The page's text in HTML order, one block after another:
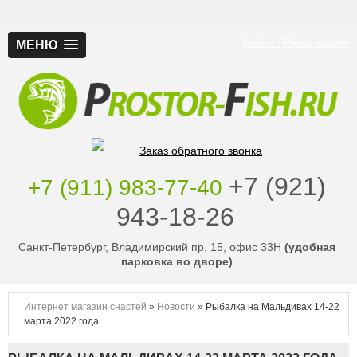
Заказ обратного звонка
+7 (911) 983-77-40 ‭+7 (921)
943-18-26
Санкт-Петербург, Владимирский пр. 15, офис 33Н (удобная
парковка во дворе)
МЕНЮ
Интернет магазин снастей » Новости » Рыбалка на Мальдивах 14-22
марта 2022 года